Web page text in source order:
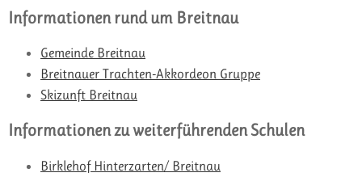
Informationen rund um Breitnau
Gemeinde Breitnau
Breitnauer Trachten-Akkordeon Gruppe
Skizunft Breitnau
Informationen zu weiterführenden Schulen
Birklehof Hinterzarten/ Breitnau